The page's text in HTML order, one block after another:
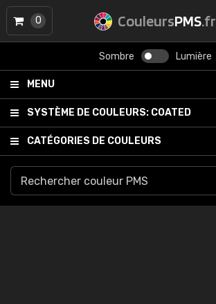
CouleursPMS.fr
Sombre Lumière
MENU
SYSTÈME DE COULEURS: COATED
CATÉGORIES DE COULEURS
0